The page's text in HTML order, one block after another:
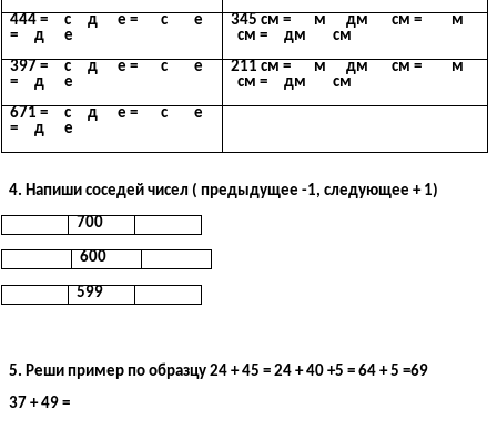
444 = с д е = с е
= д е
345 см = м дм см = м
см = дм см
397 = с д е = с е
= д е
211 см = м дм см = м
см = дм см
671 = с д е = с е
= д е
4. Напиши соседей чисел ( предыдущее -1, следующее + 1)
700
600
599
5. Реши пример по образцу 24 + 45 = 24 + 40 +5 = 64 + 5 =69
37 + 49 =